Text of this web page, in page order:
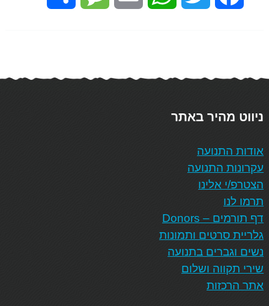
ניווט מהיר באתר
אודות התנועה
עקרונות התנועה
הצטרפ/י אלינו
תרמו לנו
דף תורמים – Donors
גלריית סרטים ותמונות
נשים וגברים בתנועה
שירי תקווה ושלום
אתר הרכזות